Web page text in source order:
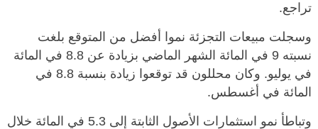
تراجع.
وسجلت مبيعات التجزئة نموا أفضل من المتوقع بلغت
نسبته 9 في المائة الشهر الماضي بزيادة عن 8.8 في المائة
في يوليو. وكان محللون قد توقعوا زيادة بنسبة 8.8 في
المائة في أغسطس.
وتباطأ نمو استثمارات الأصول الثابتة إلى 5.3 في المائة خلال